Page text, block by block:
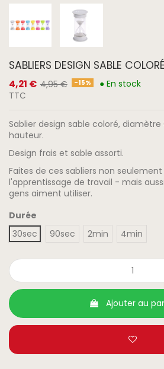
SABLIERS DESIGN SABLE COLORÉ
4,21 € 4,95 € -15%
● En stock
TTC
Sablier design sable coloré, diamètre
hauteur.
Design frais et sable assorti.
Faites de ces sabliers non
l'apprentissage de travail - mais
gens aiment utiliser.
Durée
30sec
90sec 2min 4min
Ajouter au